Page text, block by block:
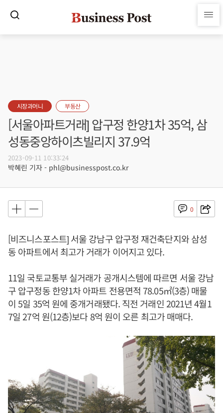
시장과머니 부동산
[서울아파트거래] 압구정 한양1차 35억, 삼
성동중앙하이츠빌리지 37.9억
2023-09-11 10:33:24
박혜린 기자 - phl@businesspost.co.kr
0
[비즈니스포스트] 서울 강남구 압구정 재건축단지와 삼성
동 아파트에서 최고가 거래가 이어지고 있다.
11일 국토교통부 실거래가 공개시스템에 따르면 서울 강남
구 압구정동 한양1차 아파트 전용면적 78.05㎡(3층) 매물
이 5일 35억 원에 중개거래됐다. 직전 거래인 2021년 4월1
7일 27억 원(12층)보다 8억 원이 오른 최고가 매매다.